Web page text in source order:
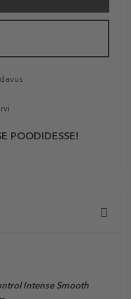
POODIDESSE!
Intense Smooth